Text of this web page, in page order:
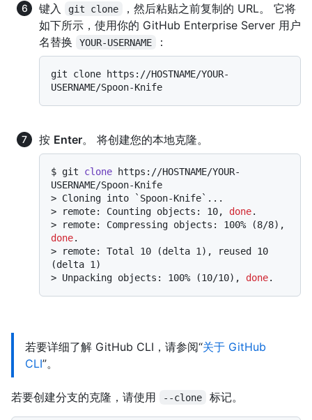
键入 git clone
，然后粘贴之前复制的 URL。 它将
如下所示，使用你的 GitHub Enterprise Server 用户
名替换
YOUR-USERNAME ：
git clone https://HOSTNAME/YOUR-
按 Enter。 将创建您的本地克隆。
$ git clone https://HOSTNAME/YOUR-
USERNAME/Spoon-Knife
> Cloning into `Spoon-Knife`...
>
remote: Counting objects: 10, done.
>
done.
>
remote: Total 10 (delta 1), reused 10
(delta 1)
> Unpacking objects: 100% (10/10), done.
若要详细了解 GitHub CLI，请参阅“关于 GitHub
CLI”。
若要创建分支的克隆，请使用 --clone 标记。